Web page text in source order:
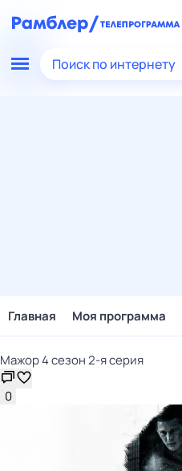
Поиск по интернету
Главная Моя программа
Мажор 4 сезон 2-я серия
0